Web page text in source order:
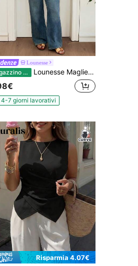
Lounesse
Magazzino EU Lounesse Maglietta casual da donna taglie forti a pois neri con design a spalle annodate, orlo aderente, vestibilità morbida, versatile per uso quotidiano
4-7 giorni lavorativi
Risparmia 4.07€